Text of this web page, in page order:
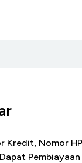
Kredit, Nomor
Pembiayaan